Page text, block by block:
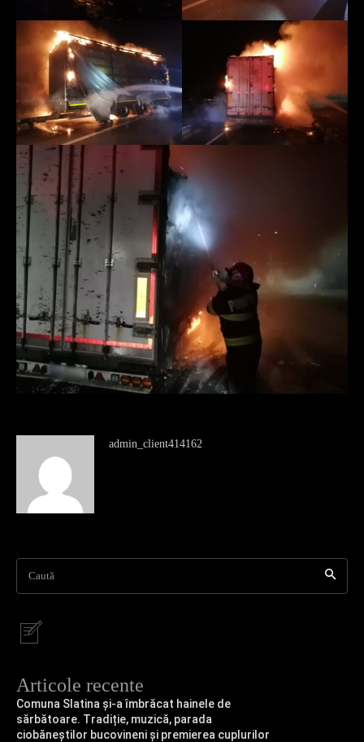
admin_client414162
Caută
Articole recente
Comuna Slatina și-a îmbrăcat hainele de
sărbătoare. Tradiție, muzică, parada
ciobăneștilor bucovineni și premierea cuplurilor